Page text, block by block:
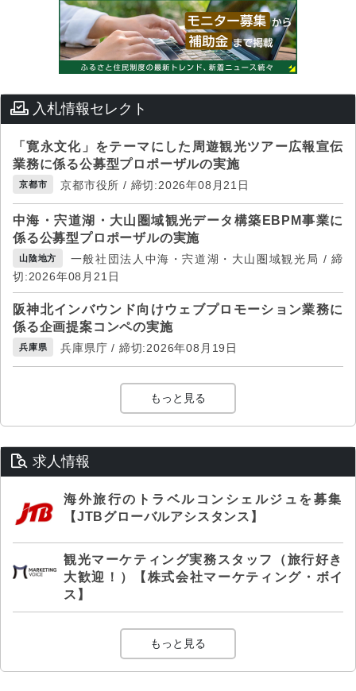
入札情報セレクト
「寛永文化」をテーマにした周遊観光ツアー広報宣伝
業務に係る公募型プロポーザルの実施
京都市 京都市役所 / 締切:2026年08月21日
中海・宍道湖・大山圏域観光データ構築EBPM事業に
係る公募型プロポーザルの実施
山陰地方
一般社団法人中海・宍道湖・大山圏域観光局 / 締
切:2026年08月21日
阪神北インバウンド向けウェブプロモーション業務に
係る企画提案コンペの実施
兵庫県 兵庫県庁 / 締切:2026年08月19日
もっと見る
求人情報
海外旅行のトラベルコンシェルジュを募集
【JTBグローバルアシスタンス】
観光マーケティング実務スタッフ（旅行好き
大歓迎！）【株式会社マーケティング・ボイ
ス】
もっと見る